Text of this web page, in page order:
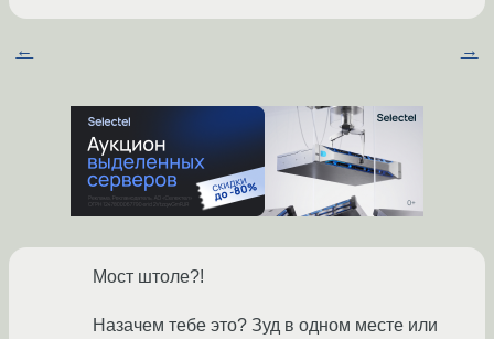
← →
Мост штоле?!
Назачем тебе это? Зуд в одном месте или